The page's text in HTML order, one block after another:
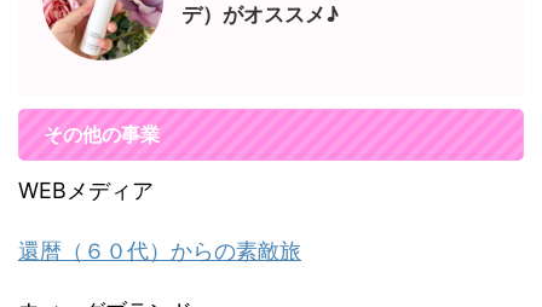
デ）がオススメ♪
その他の事業
WEBメディア
還暦（６０代）からの素敵旅